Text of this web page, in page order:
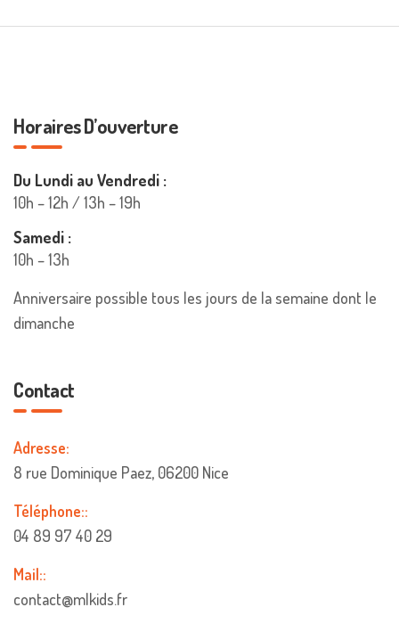
Horaires D’ouverture
Du Lundi au Vendredi :
10h – 12h / 13h – 19h
Samedi :
10h – 13h
Anniversaire possible tous les jours de la semaine dont le
dimanche
Contact
Adresse:
8 rue Dominique Paez, 06200 Nice
Téléphone::
04 89 97 40 29
Mail::
contact@mlkids.fr